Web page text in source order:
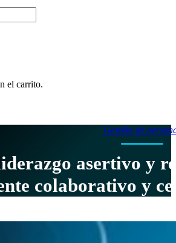
el carrito.
Gestión de
asertivo y
colaborativo y